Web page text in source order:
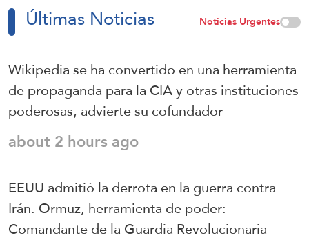
Últimas Noticias Noticias Urgentes
Wikipedia se ha convertido en una herramienta
de propaganda para la CIA y otras instituciones
poderosas, advierte su cofundador
about 2 hours ago
EEUU admitió la derrota en la guerra contra
Irán. Ormuz, herramienta de poder:
Comandante de la Guardia Revolucionaria